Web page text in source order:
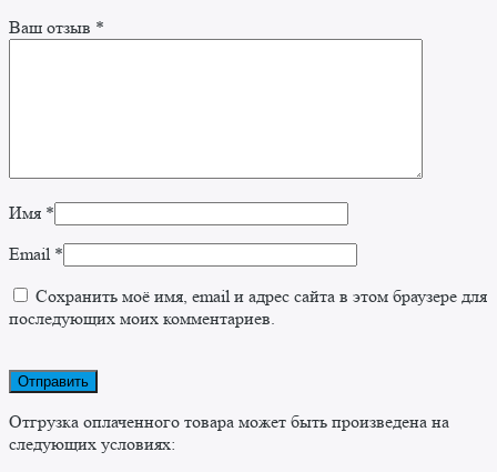
Ваш отзыв *
Имя *
Email *
Сохранить моё имя, email и адрес сайта в этом браузере для
последующих моих комментариев.
Отгрузка оплаченного товара может быть произведена на
следующих условиях: